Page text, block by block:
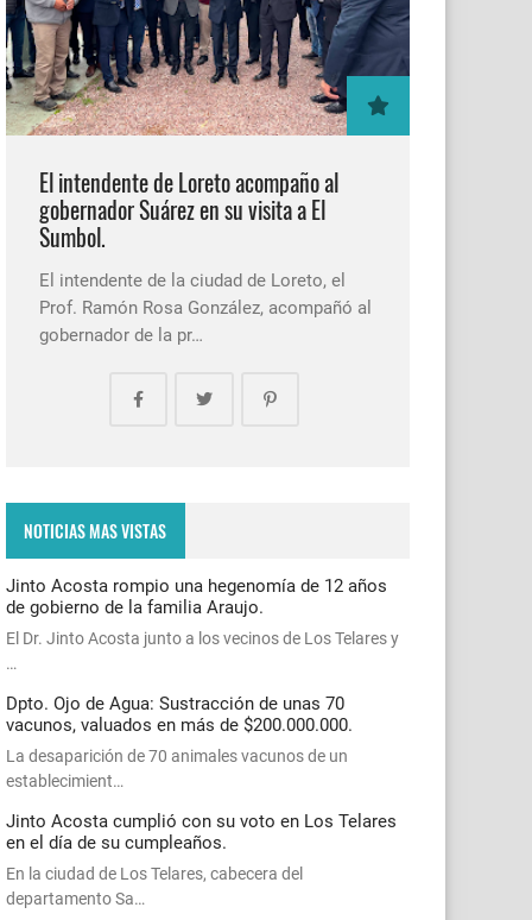
El intendente de Loreto acompaño al
gobernador Suárez en su visita a El
Sumbol.
El intendente de la ciudad de Loreto, el
Prof. Ramón Rosa González, acompañó al
gobernador de la pr…
NOTICIAS MAS VISTAS
Jinto Acosta rompio una hegenomía de 12 años
de gobierno de la familia Araujo.
El Dr. Jinto Acosta junto a los vecinos de Los Telares y
…
Dpto. Ojo de Agua: Sustracción de unas 70
vacunos, valuados en más de $200.000.000.
La desaparición de 70 animales vacunos de un
establecimient…
Jinto Acosta cumplió con su voto en Los Telares
en el día de su cumpleaños.
En la ciudad de Los Telares, cabecera del
departamento Sa…